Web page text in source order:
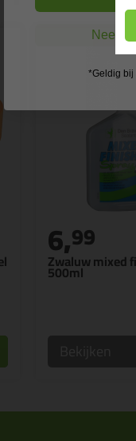
Zwaluw mixed
500ml
6,99
Nee, ik
*Geldig bij